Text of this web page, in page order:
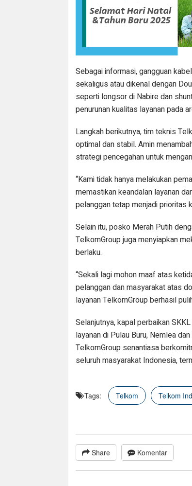
Sebagai informasi, gangguan
sekaligus atau dikenal dengan
seperti longsor di Nabire dan
penurunan kualitas layanan pada
Langkah berikutnya, tim teknis
optimal dan stabil. Amin
strategi pencegahan untuk
“Kami tidak hanya melakukan
memastikan keandalan layanan
pelanggan tetap menjadi prioritas
Selain itu, posko Merah Putih
TelkomGroup juga menyiapkan
berlaku.
“Sekali lagi mohon maaf atas
pelanggan dan masyarakat atas
layanan TelkomGroup berhasil
Selanjutnya, kapal perbaikan
layanan di Pulau Buru, Nemlea
TelkomGroup senantiasa
seluruh masyarakat Indonesia,
Tags: Telkom Telkom
Komentar
Share